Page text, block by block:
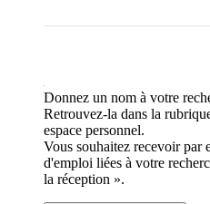
Donnez un nom à votre
Retrouvez-la dans la
espace personnel.
Vous souhaitez recevoir par
d'emploi liées à votre
la réception ».